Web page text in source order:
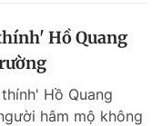
Hồ Quang
Hồ Quang
hâm mộ không